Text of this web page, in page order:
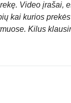
Video įrašai,
kai kurios
Kilus